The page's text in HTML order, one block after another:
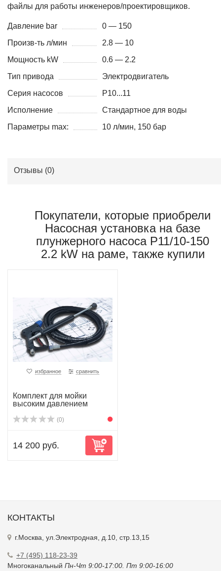
файлы для работы инженеров/проектировщиков.
Давление bar
0 — 150
Произв-ть л/мин
2.8 — 10
Мощность kW
0.6 — 2.2
Тип привода
Электродвигатель
Серия насосов
P10...11
Исполнение
Стандартное для воды
Параметры max:
10 л/мин, 150 бар
Отзывы (0)
Покупатели, которые приобрели
Насосная установка на базе
плунжерного насоса P11/10-150
2.2 kW на раме, также купили
избранное сравнить
Комплект для мойки
высоким давлением
(0)
14 200 руб.
КОНТАКТЫ
г.Москва, ул.Электродная, д.10, стр.13,15
+7 (495) 118-23-39
Многоканальный Пн-Чт 9:00-17:00. Пт 9:00-16:00